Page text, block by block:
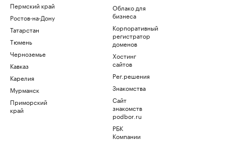
Пермский край
Ростов-на-Дону
Татарстан
Тюмень
Черноземье
Кавказ
Карелия
Мурманск
Приморский
край
Облако для
бизнеса
Корпоративный
регистратор
доменов
Хостинг
сайтов
Рег.решения
Знакомства
Сайт
знакомств
podbor.ru
РБК
Компании